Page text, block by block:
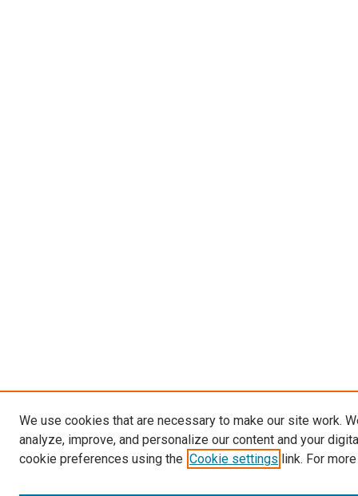
We use cookies that are necessary to make our site work.
analyze, improve, and personalize our content and your
cookie preferences using the Cookie settings link. For